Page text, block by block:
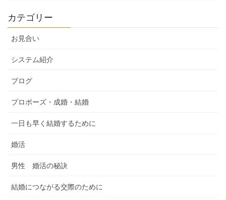
カテゴリー
お見合い
システム紹介
ブログ
プロポーズ・成婚・結婚
一日も早く結婚するために
婚活
男性 婚活の秘訣
結婚につながる交際のために